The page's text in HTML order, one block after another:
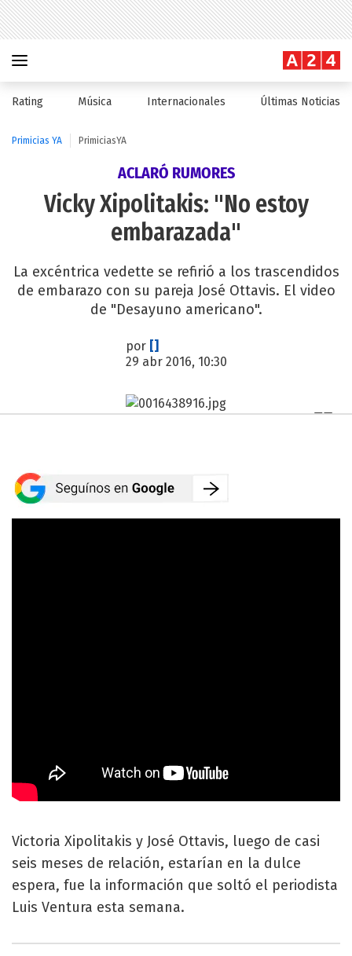
Rating Música Internacionales Últimas Noticias
Primicias YA PrimiciasYA
ACLARÓ RUMORES
Vicky Xipolitakis: "No estoy
embarazada"
La excéntrica vedette se refirió a los trascendidos
de embarazo con su pareja José Ottavis. El video
de "Desayuno americano".
por []
29 abr 2016, 10:30
Victoria Xipolitakis y José Ottavis, luego de casi
seis meses de relación, estarían en la dulce
espera, fue la información que soltó el periodista
Luis Ventura esta semana.